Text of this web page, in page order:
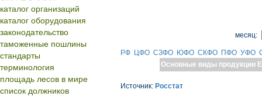
каталог организаций
каталог оборудования
законодательство
таможенные пошлины
стандарты
терминология
площадь лесов в мире
список должников
месяц:
РФ ЦФО СЗФО ЮФО СКФО ПФО УФО
Основные виды продукции
Источник: Росстат